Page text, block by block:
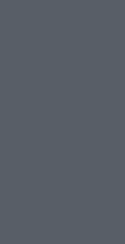
continua a
o aumento da
humano do
de Barcelos
pessoais,
este diploma